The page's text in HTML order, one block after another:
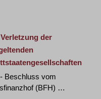
der
Beschluss vom
(BFH) …